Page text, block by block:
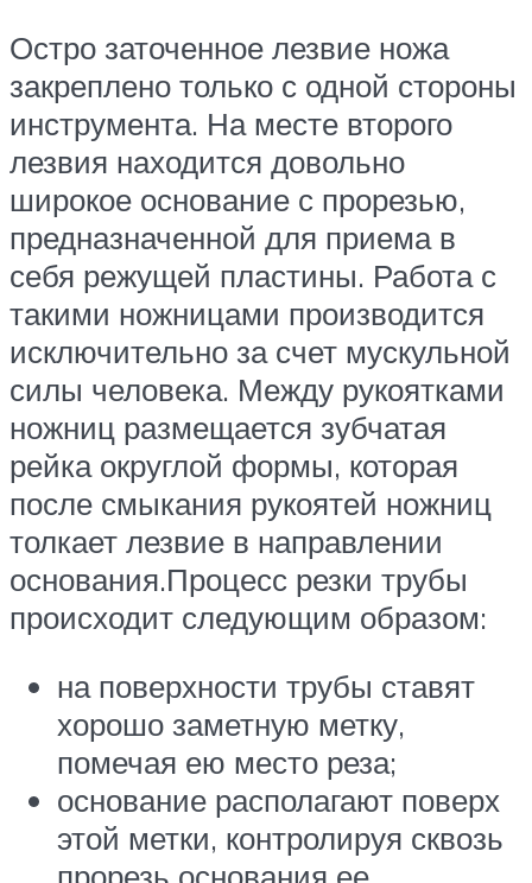
Остро заточенное лезвие ножа
закреплено только с одной стороны
инструмента. На месте второго
лезвия находится довольно
широкое основание с прорезью,
предназначенной для приема в
себя режущей пластины. Работа с
такими ножницами производится
исключительно за счет мускульной
силы человека. Между рукоятками
ножниц размещается зубчатая
рейка округлой формы, которая
после смыкания рукоятей ножниц
толкает лезвие в направлении
основания.Процесс резки трубы
происходит следующим образом:
на поверхности трубы ставят
хорошо заметную метку,
помечая ею место реза;
основание располагают поверх
этой метки, контролируя сквозь